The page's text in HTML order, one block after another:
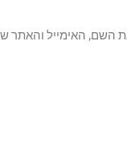
השם, האימייל והאתר